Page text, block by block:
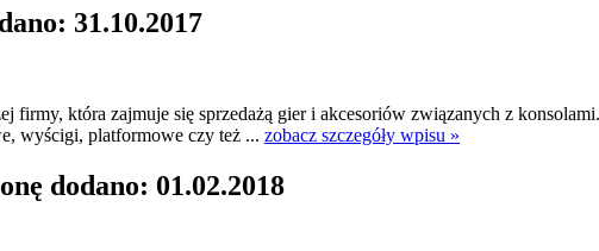
31.10.2017
firmy, która zajmuje się sprzedażą gier i akcesoriów związanych z
wyścigi, platformowe czy też ... zobacz szczegóły wpisu »
dodano: 01.02.2018